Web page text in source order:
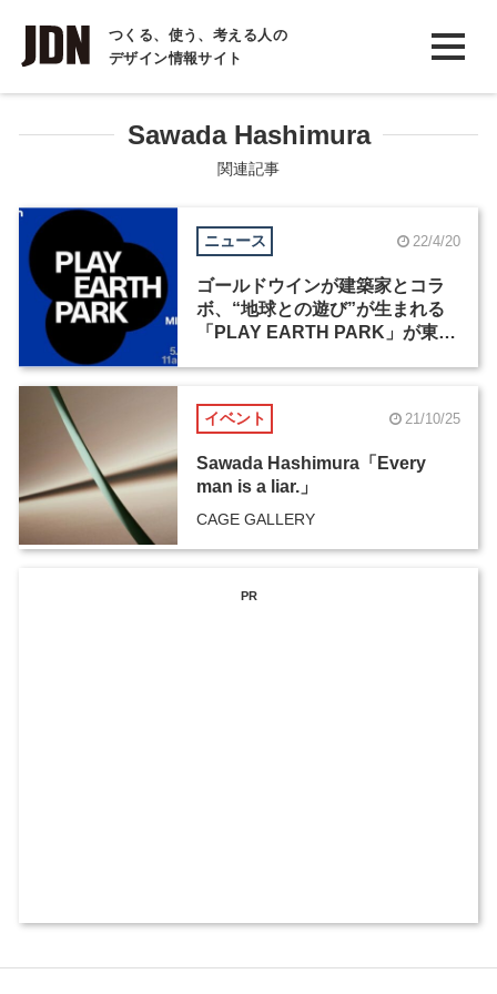
つくる、使う、考える人の
デザイン情報サイト
INTERVIEW
インタビュー
REPORT
COLUMN
Sawada Hashimura
関連記事
ニュース 22/4/20
ゴールドウインが建築家とコラ
ボ、“地球との遊び”が生まれる
「PLAY EARTH PARK」が東京
イベント 21/10/25
Sawada Hashimura「Every
man is a liar.」
CAGE GALLERY
PR